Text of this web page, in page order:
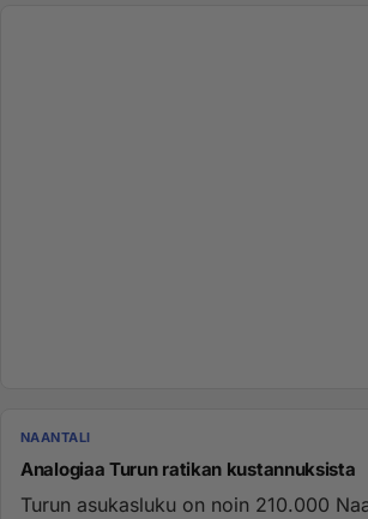
NAANTALI
Analogiaa Turun ratikan kustannuksista
Turun asukasluku on noin 210.000